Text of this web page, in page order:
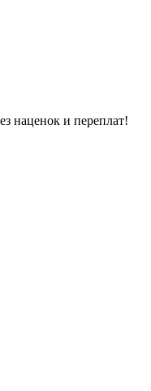
наценок и переплат!